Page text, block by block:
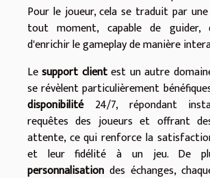
Pour le joueur, cela se traduit par
tout moment, capable de guider,
d'enrichir le gameplay de manière
Lesupport clientest un autre
se révèlent particulièrement
disponibilité24/7, répondant
requêtes des joueurs et offrant
attente, ce qui renforce la
et leur fidélité à un jeu. De
personnalisation des échanges,